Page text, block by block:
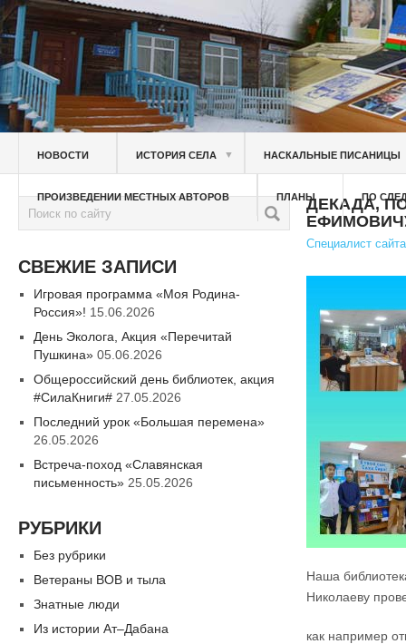
НОВОСТИ ИСТОРИЯ СЕЛА ▼ НАСКАЛЬНЫЕ ПИСАНИЦЫ
ПРОИЗВЕДЕНИИ МЕСТНЫХ АВТОРОВ ПЛАНЫ ПО
ДЕКАДА,
Специалист сайта
Наша
Николаеву
как например
СВЕЖИЕ ЗАПИСИ
Игровая программа «Моя Родина-
Россия»! 15.06.2026
День Эколога, Акция «Перечитай
Пушкина» 05.06.2026
Общероссийский день библиотек, акция
#СилаКниги# 27.05.2026
Последний урок «Большая перемена»
26.05.2026
Встреча-поход «Славянская
письменность» 25.05.2026
РУБРИКИ
Без рубрики
Ветераны ВОВ и тыла
Знатные люди
Из истории Ат–Дабана